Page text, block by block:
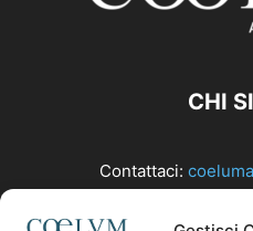
CHI
Contattaci: